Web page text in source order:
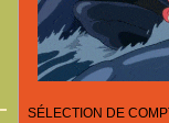
SÉLECTION DE